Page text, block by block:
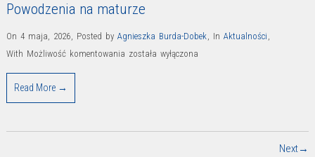
Powodzenia na maturze
On 4 maja, 2026, Posted by Agnieszka Burda-Dobek, In Aktualności ,
With Możliwość komentowania Powodzenia
została wyłączona
Read More →
Next→